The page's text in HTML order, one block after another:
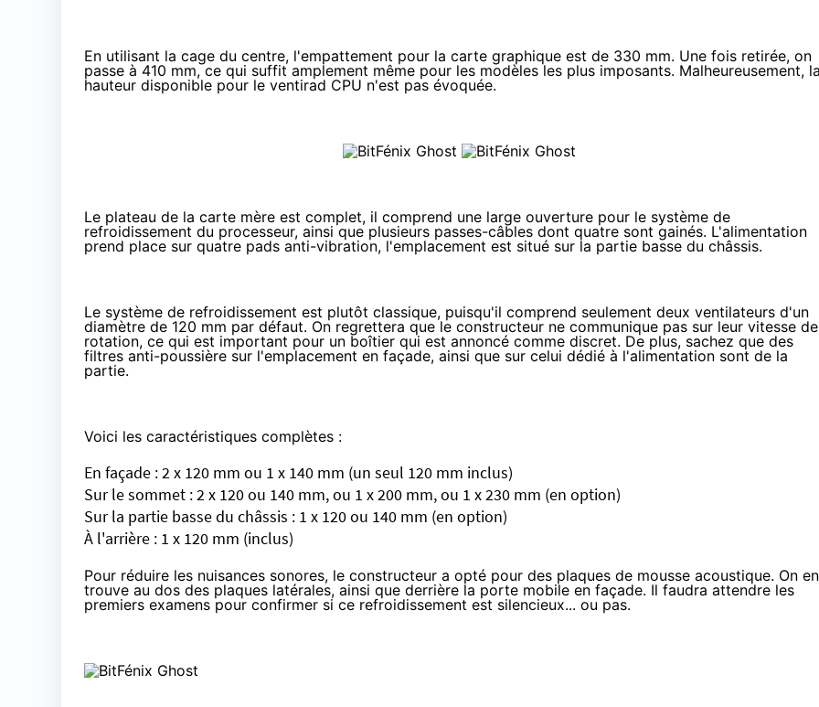
En utilisant la cage du centre, l'empattement pour la carte graphique est de 330 mm. Une fois retirée, on
passe à 410 mm, ce qui suffit amplement même pour les modèles les plus imposants. Malheureusement,
hauteur disponible pour le ventirad CPU n'est pas évoquée.
Le plateau de la carte mère est complet, il comprend une large ouverture pour le système de
refroidissement du processeur, ainsi que plusieurs passes-câbles dont quatre sont gainés. L'alimentation
prend place sur quatre pads anti-vibration, l'emplacement est situé sur la partie basse du châssis.
Le système de refroidissement est plutôt classique, puisqu'il comprend seulement deux ventilateurs d'un
diamètre de 120 mm par défaut. On regrettera que le constructeur ne communique pas sur leur vitesse de
rotation, ce qui est important pour un boîtier qui est annoncé comme discret. De plus, sachez que des
filtres anti-poussière sur l'emplacement en façade, ainsi que sur celui dédié à l'alimentation sont de la
partie.
Voici les caractéristiques complètes :
En façade : 2 x 120 mm ou 1 x 140 mm (un seul 120 mm inclus)
Sur le sommet : 2 x 120 ou 140 mm, ou 1 x 200 mm, ou 1 x 230 mm (en option)
Sur la partie basse du châssis : 1 x 120 ou 140 mm (en option)
À l'arrière : 1 x 120 mm (inclus)
Pour réduire les nuisances sonores, le constructeur a opté pour des plaques de mousse acoustique. On en
trouve au dos des plaques latérales, ainsi que derrière la porte mobile en façade. Il faudra attendre les
premiers examens pour confirmer si ce refroidissement est silencieux... ou pas.